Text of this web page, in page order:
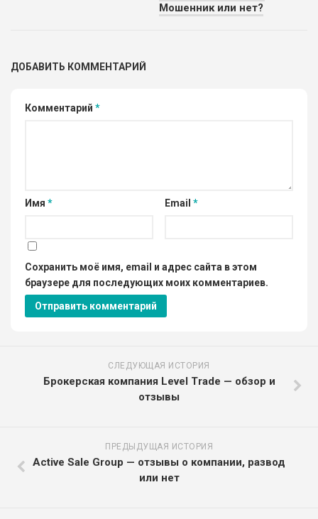
Мошенник или нет?
ДОБАВИТЬ КОММЕНТАРИЙ
Комментарий *
Имя * Email *
Сохранить моё имя, email и адрес сайта в этом
браузере для последующих моих комментариев.
СЛЕДУЮЩАЯ ИСТОРИЯ
Брокерская компания Level Trade — обзор и
отзывы
ПРЕДЫДУЩАЯ ИСТОРИЯ
Active Sale Group — отзывы о компании, развод
или нет